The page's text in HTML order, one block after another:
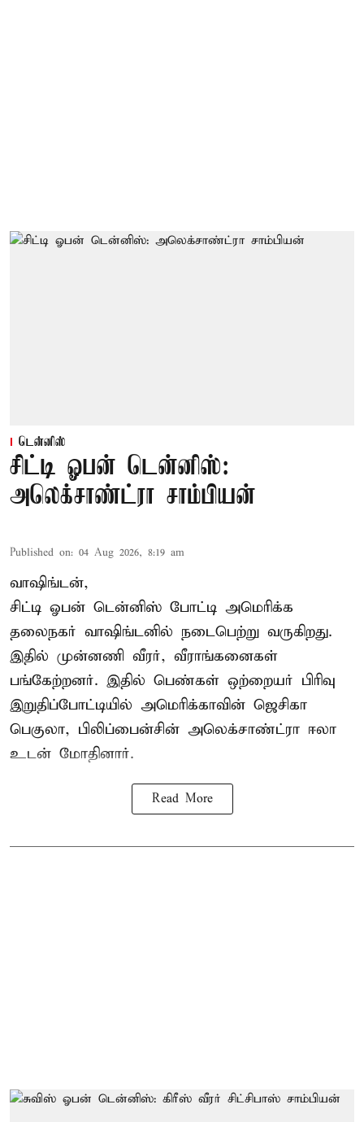
டென்னிஸ்
சிட்டி ஓபன் டென்னிஸ்:
அலெக்சாண்ட்ரா சாம்பியன்
Published on: 04 Aug 2026, 8:19 am
வாஷிங்டன்,
சிட்டி ஓபன் டென்னிஸ் போட்டி அமெரிக்க
தலைநகர் வாஷிங்டனில் நடைபெற்று வருகிறது.
இதில் முன்னணி வீரர், வீராங்கனைகள்
பங்கேற்றனர். இதில் பெண்கள் ஒற்றையர் பிரிவு
இறுதிப்போட்டியில் அமெரிக்காவின் ஜெசிகா
பெகுலா, பிலிப்பைன்சின் அலெக்சாண்ட்ரா ஈலா
உடன் மோதினார்.
Read More